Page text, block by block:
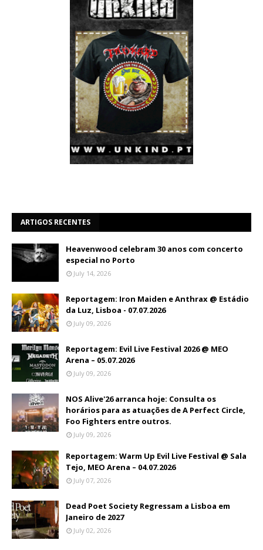
ARTIGOS RECENTES
Heavenwood celebram 30 anos com concerto
especial no Porto
July 14, 2026
Reportagem: Iron Maiden e Anthrax @ Estádio
da Luz, Lisboa - 07.07.2026
July 09, 2026
Reportagem: Evil Live Festival 2026 @ MEO
Arena – 05.07.2026
July 09, 2026
NOS Alive'26 arranca hoje: Consulta os
horários para as atuações de A Perfect Circle,
Foo Fighters entre outros.
July 09, 2026
Reportagem: Warm Up Evil Live Festival @ Sala
Tejo, MEO Arena – 04.07.2026
July 07, 2026
Dead Poet Society Regressam a Lisboa em
Janeiro de 2027
July 02, 2026